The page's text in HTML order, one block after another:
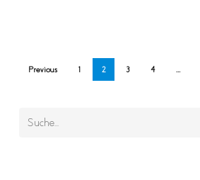
Previous 1 2 3 4 …